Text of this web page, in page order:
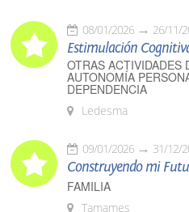
08/01/2026 26/11/
Estimulación
OTRAS ACTIVIDADES
AUTONOMÍA
DEPENDENCIA
Ledesma
09/01/2026 31/12/
Construyendo mi
FAMILIA
Tamames